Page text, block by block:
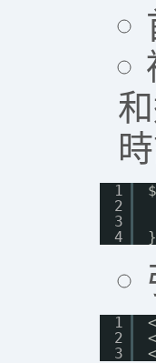
1
2
3
4
1
2
3
<
<
<